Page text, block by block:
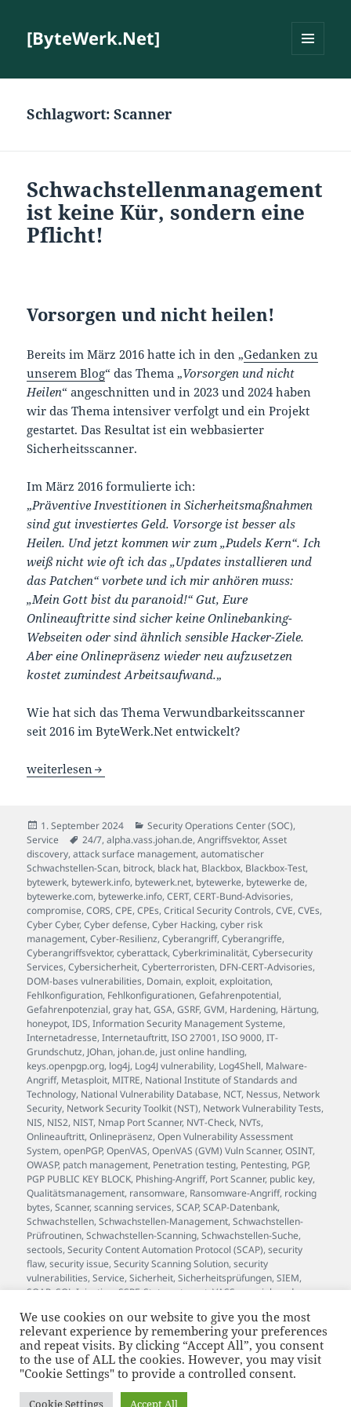
[ByteWerk.Net]
Schlagwort:Scanner
Schwachstellenmanagement
ist keine Kür, sondern eine
Pflicht!
Vorsorgen und nicht heilen!
Bereits im März 2016 hatte ich in den „Gedanken zu
unserem Blog“ das Thema „Vorsorgen und nicht
Heilen“ angeschnitten und in 2023 und 2024 haben
wir das Thema intensiver verfolgt und ein Projekt
gestartet. Das Resultat ist ein webbasierter
Sicherheitsscanner.
Im März 2016 formulierte ich:
„Präventive Investitionen in Sicherheitsmaßnahmen
sind gut investiertes Geld. Vorsorge ist besser als
Heilen. Und jetzt kommen wir zum „Pudels Kern“. Ich
weiß nicht wie oft ich das „Updates installieren und
das Patchen“ vorbete und ich mir anhören muss:
„Mein Gott bist du paranoid!“ Gut, Eure
Onlineauftritte sind sicher keine Onlinebanking-
Webseiten oder sind ähnlich sensible Hacker-Ziele.
Aber eine Onlinepräsenz wieder neu aufzusetzen
kostet zumindest Arbeitsaufwand.„
Wie hat sich das Thema Verwundbarkeitsscanner
seit 2016 im ByteWerk.Net entwickelt?
Schwachstellenmanagement ist keine Kür, sondern eine
weiterlesen
Veröffentlicht
am
1. September 2024 Kategorien
Security Operations Center (SOC),
Service
Schlagwörter
24/7,alpha.vass.johan.de,Angriffsvektor,Asset
discovery,attack surface management,automatischer
Schwachstellen-Scan, bitrock, black hat, Blackbox, Blackbox-Test,
bytewerk, bytewerk.info, bytewerk.net, bytewerke, bytewerke de,
bytewerke.com, bytewerke.info,CERT,CERT-Bund-Advisories,
compromise,CORS,CPE,CPEs,Critical Security Controls,CVE,CVEs,
Cyber Cyber,Cyber defense,Cyber Hacking,cyber risk
management,Cyber-Resilienz,Cyberangriff,Cyberangriffe,
Cyberangriffsvektor,cyberattack,Cyberkriminalität,Cybersecurity
Services,Cybersicherheit,Cyberterroristen, DFN-CERT-Advisories,
DOM-bases vulnerabilities, Domain,exploit,exploitation,
Fehlkonfiguration, Fehlkonfigurationen,Gefahrenpotential,
Gefahrenpotenzial,gray hat,GSA,GSRF,GVM, Hardening, Härtung,
honeypot,IDS,Information Security Management Systeme,
Internetadresse,Internetauftritt,ISO 27001,ISO 9000,IT-
Grundschutz, JOhan, johan.de, just online handling,
keys.openpgp.org, log4j, Log4J vulnerability, Log4Shell, Malware-
Angriff, Metasploit, MITRE, National Institute of Standards and
Technology, National Vulnerability Database, NCT, Nessus, Network
Security, Network Security Toolkit (NST), Network Vulnerability Tests,
NIS, NIS2, NIST, Nmap Port Scanner, NVT-Check, NVTs,
Onlineauftritt,Onlinepräsenz,Open Vulnerability Assessment
System,openPGP,OpenVAS,OpenVAS (GVM) Vuln Scanner,OSINT,
OWASP, patch management, Penetration testing, Pentesting, PGP,
PGP PUBLIC KEY BLOCK, Phishing-Angriff, Port Scanner, public key,
Qualitätsmanagement, ransomware, Ransomware-Angriff, rocking
bytes,Scanner,scanning services,SCAP,SCAP-Datenbank,
Schwachstellen,Schwachstellen-Management,Schwachstellen-
Prüfroutinen,Schwachstellen-Scanning,Schwachstellen-Suche,
sectools,Security Content Automation Protocol (SCAP),security
flaw,security issue,Security Scanning Solution,security
vulnerabilities,Service,Sicherheit,Sicherheitsprüfungen,SIEM,
SOAR,SQL-Injection,SSRF,Status,stuxnet,VASS,vass.johan.de,
Vulnerability Assessment Scanner Service ,vulnerability scan,
vulnerability scanning,Wartung,Webanwendung,WebSockets,
white hat,Whitebox, Whitebox-Test,XSS,zero-day exploit
supported by bytewerk.netand JOhan™
JOhan™ ist eine beim Deutschen Patent- und Markenamt
We use cookies on our website to give you the most
relevant experience by remembering your preferences
and repeat visits. By clicking “Accept All”, you consent
to the use of ALL the cookies. However, you may visit
"Cookie Settings" to provide a controlled consent.
Cookie Settings Accept All